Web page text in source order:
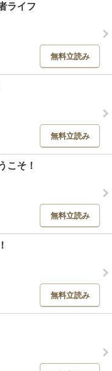
ライフ
無料立読み
無料立読み
こそ！
無料立読み
無料立読み